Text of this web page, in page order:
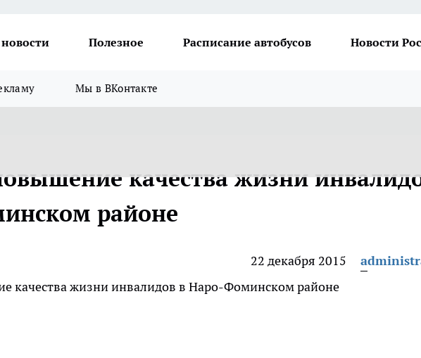
новости Полезное Расписание автобусов Новости
Мы в ВКонтакте
качества жизни
районе
22 декабря 2015